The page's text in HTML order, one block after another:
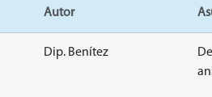
Autor
Dip. Benítez